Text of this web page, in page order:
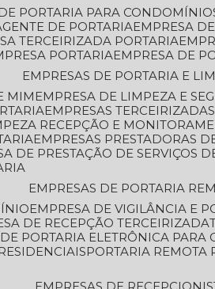
DE PORTARIA PARA
DE PORTARIA
EMPRESA
TERCEIRIZADA PORTARIA
PORTARIA
EMPRESA DE
EMPRESAS DE PORTARIA E
MIM
EMPRESA DE LIMPEZA E
EMPRESAS
RECEPÇÃO E
EMPRESAS PRESTADORAS
DE PRESTAÇÃO DE
EMPRESAS DE PORTARIA
EMPRESA DE VIGILÂNCIA E
DE RECEPÇÃO TERCEIRIZADA
DE PORTARIA ELETRÔNICA
PORTARIA